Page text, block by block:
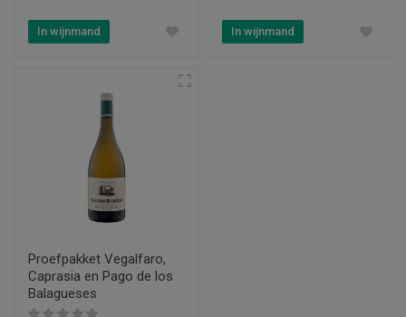
In wijnmand In wijnmand
Proefpakket Vegalfaro,
Caprasia en Pago de los
Balagueses